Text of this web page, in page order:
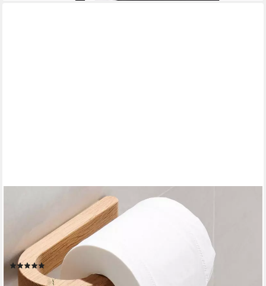
Toilettenpapierhalter ohne Bohren Selbstklebender
Klorollenhalter Holz aus Deutschland (inkl. 2 Klebestreifen,
Stilvolles Design für Bad, WC, Gäste Toilette), Eichenholz, Made
in Germany, WC Papier Halter
(4)
29,99 € UVP 45,00 €